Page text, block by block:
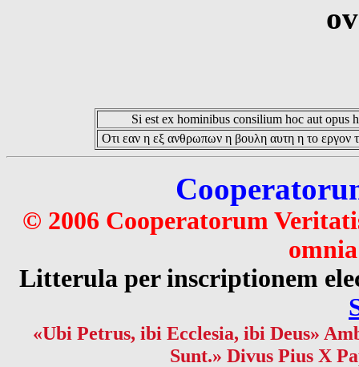
Si est ex hominibus consilium hoc aut opus
Οτι εαν η εξ ανθρωπων η βουλη αυτη η το εργον
© 2006 Cooperatorum
Litterula per inscriptionem
«Ubi Petrus, ibi Ecclesia, ibi Deus»
Sunt.» Divus Pius X